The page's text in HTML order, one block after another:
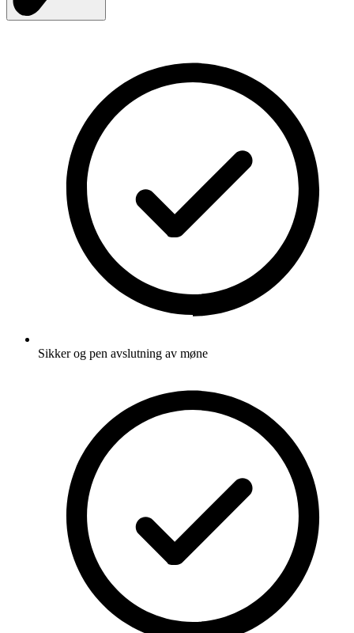
Sikker og pen avslutning av møne